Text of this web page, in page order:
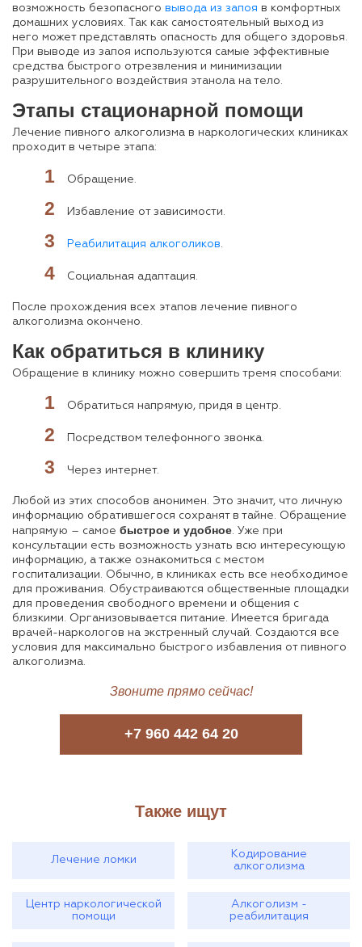
возможность безопасного вывода из запоя в комфортных
домашних условиях. Так как самостоятельный выход из
него может представлять опасность для общего здоровья.
При выводе из запоя используются самые эффективные
средства быстрого отрезвления и минимизации
разрушительного воздействия этанола на тело.
Этапы стационарной помощи
Лечение пивного алкоголизма в наркологических клиниках
проходит в четыре этапа:
Обращение.
Избавление от зависимости.
Реабилитация алкоголиков.
Социальная адаптация.
После прохождения всех этапов лечение пивного
алкоголизма окончено.
Как обратиться в клинику
Обращение в клинику можно совершить тремя способами:
Обратиться напрямую, придя в центр.
Посредством телефонного звонка.
Через интернет.
Любой из этих способов анонимен. Это значит, что личную
информацию обратившегося сохранят в тайне. Обращение
напрямую – самое быстрое и удобное. Уже при
консультации есть возможность узнать всю интересующую
информацию, а также ознакомиться с местом
госпитализации. Обычно, в клиниках есть все необходимое
для проживания. Обустраиваются общественные площадки
для проведения свободного времени и общения с
близкими. Организовывается питание. Имеется бригада
врачей-наркологов на экстренный случай. Создаются все
условия для максимально быстрого избавления от пивного
алкоголизма.
+7 960 442 64 20
Звоните прямо сейчас!
Также ищут
Лечение ломки
Кодирование
алкоголизма
Центр наркологической
помощи
Алкоголизм -
реабилитация